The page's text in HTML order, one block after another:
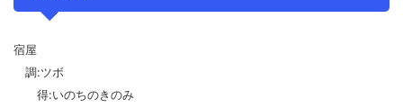
宿屋
調:ツボ
得:いのちのきのみ